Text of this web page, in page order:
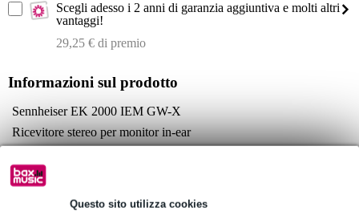
Questo sito utilizza cookies
Scegli adesso i 2 anni di garanzia aggiuntiva e molti altri
vantaggi!
29,25 € di premio
Informazioni sul prodotto
Sennheiser EK 2000 IEM GW-X
Ricevitore stereo per monitor in-ear
Specifiche complete
Vedi anche (4)